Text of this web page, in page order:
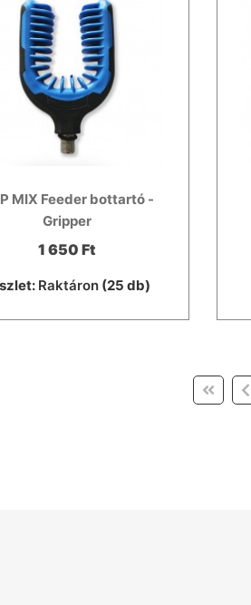
MIX Feeder bottartó -
Gripper
1 650 Ft
Raktáron (25 db)